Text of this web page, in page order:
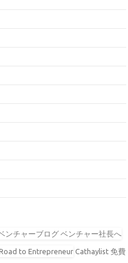
Cathaylist 免費